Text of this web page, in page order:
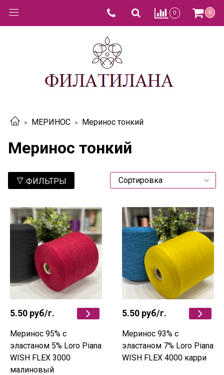
0 0
МЕРИНОС Меринос тонкий
Меринос тонкий
ФИЛЬТРЫ
5.50 руб/г.
Меринос 95% c
эластаном 5% Loro Piana
WISH FLEX 3000
малиновый
5.50 руб/г.
Меринос 93% c
эластаном 7% Loro Piana
WISH FLEX 4000 карри